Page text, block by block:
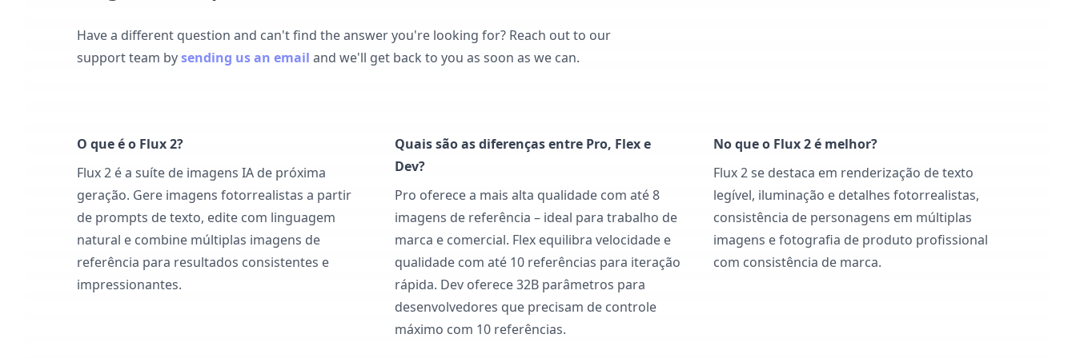
Have a different question and can't find the answer you're looking for? Reach out to our
support team bysending us an email and we'll get back to you as soon as we can.
O que é o Flux 2?
Flux 2 é a suíte de imagens IA de próxima
geração. Gere imagens fotorrealistas a partir
de prompts de texto, edite com linguagem
natural e combine múltiplas imagens de
referência para resultados consistentes e
impressionantes.
Quais são as diferenças entre Pro, Flex e
Dev?
Pro oferece a mais alta qualidade com até 8
imagens de referência – ideal para trabalho de
marca e comercial. Flex equilibra velocidade e
qualidade com até 10 referências para iteração
rápida. Dev oferece 32B parâmetros para
desenvolvedores que precisam de controle
máximo com 10 referências.
No que o Flux 2 é melhor?
Flux 2 se destaca em renderização de texto
legível, iluminação e detalhes fotorrealistas,
consistência de personagens em múltiplas
imagens e fotografia de produto profissional
com consistência de marca.